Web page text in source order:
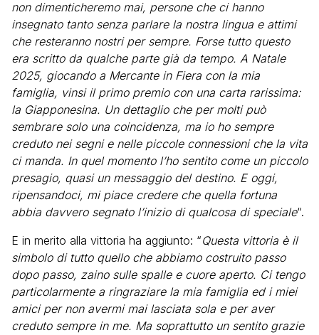
non dimenticheremo mai, persone che ci hanno
insegnato tanto senza parlare la nostra lingua e attimi
che resteranno nostri per sempre. Forse tutto questo
era scritto da qualche parte già da tempo. A Natale
2025, giocando a Mercante in Fiera con la mia
famiglia, vinsi il primo premio con una carta rarissima:
la Giapponesina. Un dettaglio che per molti può
sembrare solo una coincidenza, ma io ho sempre
creduto nei segni e nelle piccole connessioni che la vita
ci manda. In quel momento l’ho sentito come un piccolo
presagio, quasi un messaggio del destino. E oggi,
ripensandoci, mi piace credere che quella fortuna
abbia davvero segnato l’inizio di qualcosa di speciale“.
E in merito alla vittoria ha aggiunto: “Questa vittoria è il
simbolo di tutto quello che abbiamo costruito passo
dopo passo, zaino sulle spalle e cuore aperto. Ci tengo
particolarmente a ringraziare la mia famiglia ed i miei
amici per non avermi mai lasciata sola e per aver
creduto sempre in me. Ma soprattutto un sentito grazie